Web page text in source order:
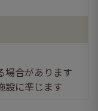
場合があります
設に準じます